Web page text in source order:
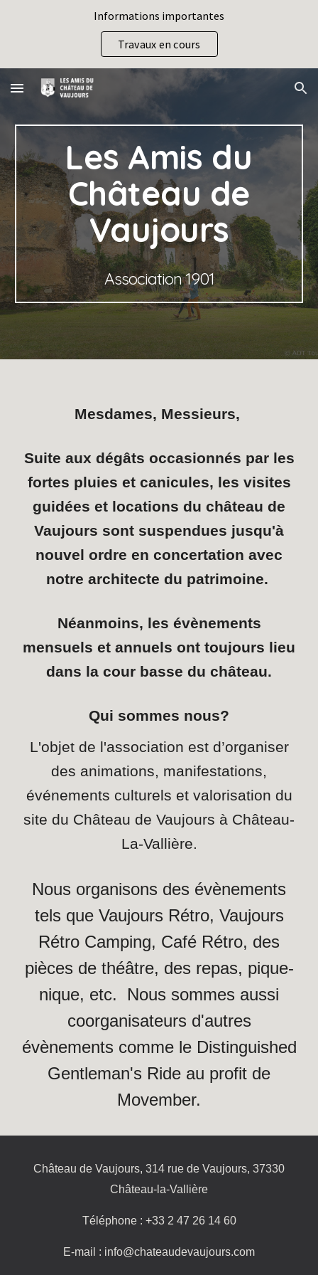
Informations importantes
Travaux en cours
Les Amis du
Château de
Vaujours
Association 1901
Mesdames, Messieurs,
Suite aux dégâts occasionnés par les
fortes pluies et canicules, les visites
guidées et locations du château de
Vaujours sont suspendues jusqu'à
nouvel ordre en concertation avec
notre architecte du patrimoine.
Néanmoins, les évènements
mensuels et annuels ont toujours lieu
dans la cour basse du château.
Qui sommes nous?
L'objet de l'association est d’organiser
des animations, manifestations,
événements culturels et valorisation du
site du Château de Vaujours à Château-
La-Vallière.
Nous organisons des évènements
tels que Vaujours Rétro, Vaujours
Rétro Camping, Café Rétro, des
pièces de théâtre, des repas, pique-
nique, etc. Nous sommes aussi
coorganisateurs d'autres
évènements comme le Distinguished
Gentleman's Ride au profit de
Movember.
Château de Vaujours, 314 rue de Vaujours, 37330
Château-la-Vallière
Téléphone : +33 2 47 26 14 60
E-mail : info@chateaudevaujours.com